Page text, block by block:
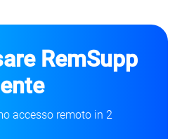
RemSupp
accesso remoto in 2